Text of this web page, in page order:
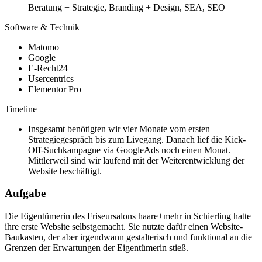
Beratung + Strategie, Branding + Design, SEA, SEO
Software & Technik
Matomo
Google
E-Recht24
Usercentrics
Elementor Pro
Timeline
Insgesamt benötigten wir vier Monate vom ersten
Strategiegespräch bis zum Livegang. Danach lief die Kick-
Off-Suchkampagne via GoogleAds noch einen Monat.
Mittlerweil sind wir laufend mit der Weiterentwicklung der
Website beschäftigt.
Aufgabe
Die Eigentümerin des Friseursalons haare+mehr in Schierling hatte
ihre erste Website selbstgemacht. Sie nutzte dafür einen Website-
Baukasten, der aber irgendwann gestalterisch und funktional an die
Grenzen der Erwartungen der Eigentümerin stieß.